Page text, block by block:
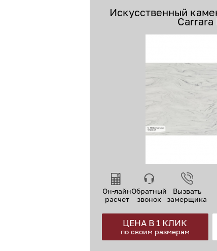
Искусственный
Carrara
Он-лайн
расчет
Обратный
звонок
Вызвать
замерщика
ЦЕНА В 1 КЛИК
по своим размерам